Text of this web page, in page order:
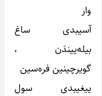
وار
آسیبدی ساغ
بیله‌ییندَن ،
گویرچینین فره‌سین
ییغیبدی سول